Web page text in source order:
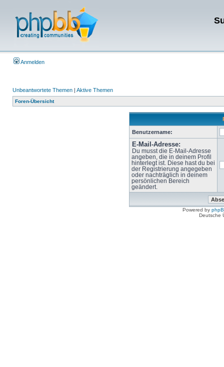
Anmelden
Unbeantwortete Themen | Aktive Themen
Foren-Übersicht
Benutzername:
E-Mail-Adresse:
Du musst die E-Mail-Adresse
angeben, die in deinem Profil
hinterlegt ist. Diese hast du bei
der Registrierung angegeben
oder nachträglich in deinem
persönlichen Bereich
geändert.
Powered by
Deutsche